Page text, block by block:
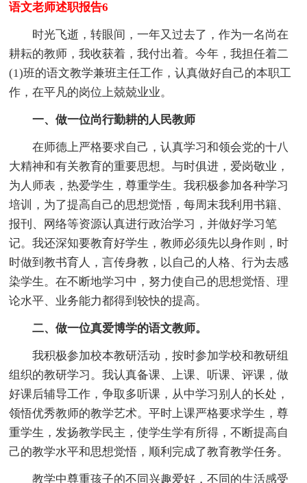
语文老师述职报告6
时光飞逝，转眼间，一年又过去了，作为一名尚在
耕耘的教师，我收获着，我付出着。今年，我担任着二
(1)班的语文教学兼班主任工作，认真做好自己的本职工
作，在平凡的岗位上兢兢业业。
一、做一位尚行勤耕的人民教师
在师德上严格要求自己，认真学习和领会党的十八
大精神和有关教育的重要思想。与时俱进，爱岗敬业，
为人师表，热爱学生，尊重学生。我积极参加各种学习
培训，为了提高自己的思想觉悟，每周末我利用书籍、
报刊、网络等资源认真进行政治学习，并做好学习笔
记。我还深知要教育好学生，教师必须先以身作则，时
时做到教书育人，言传身教，以自己的人格、行为去感
染学生。在不断地学习中，努力使自己的思想觉悟、理
论水平、业务能力都得到较快的提高。
二、做一位真爱博学的语文教师。
我积极参加校本教研活动，按时参加学校和教研组
组织的教研学习。我认真备课、上课、听课、评课，做
好课后辅导工作，争取多听课，从中学习别人的长处，
领悟优秀教师的教学艺术。平时上课严格要求学生，尊
重学生，发扬教学民主，使学生学有所得，不断提高自
己的教学水平和思想觉悟，顺利完成了教育教学任务。
教学中尊重孩子的不同兴趣爱好，不同的生活感受